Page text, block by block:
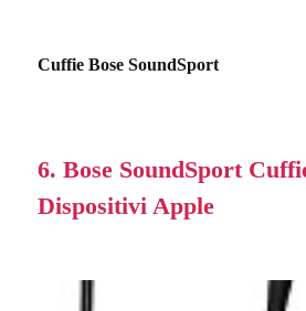
Cuffie Bose SoundSport
6. Bose SoundSport
Dispositivi Apple